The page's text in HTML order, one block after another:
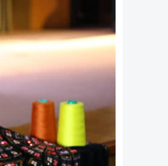
ابطال 5 هزار مجوز معدنی کاغذی؛
مشروط شد!